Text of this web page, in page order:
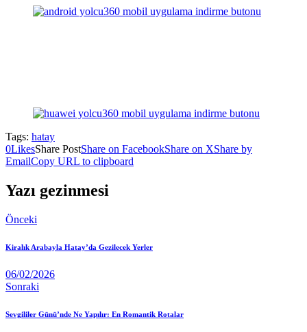
Tags: hatay
0LikesShare PostShare on FacebookShare on XShare by
EmailCopy URL to clipboard
Yazı gezinmesi
Önceki
Kiralık Arabayla Hatay’da Gezilecek Yerler
06/02/2026
Sonraki
Sevgililer Günü’nde Ne Yapılır: En Romantik Rotalar